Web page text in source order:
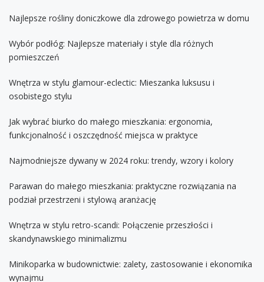
Najlepsze rośliny doniczkowe dla zdrowego powietrza w domu
Wybór podłóg: Najlepsze materiały i style dla różnych
pomieszczeń
Wnętrza w stylu glamour-eclectic: Mieszanka luksusu i
osobistego stylu
Jak wybrać biurko do małego mieszkania: ergonomia,
funkcjonalność i oszczędność miejsca w praktyce
Najmodniejsze dywany w 2024 roku: trendy, wzory i kolory
Parawan do małego mieszkania: praktyczne rozwiązania na
podział przestrzeni i stylową aranżację
Wnętrza w stylu retro-scandi: Połączenie przeszłości i
skandynawskiego minimalizmu
Minikoparka w budownictwie: zalety, zastosowanie i ekonomika
wynajmu